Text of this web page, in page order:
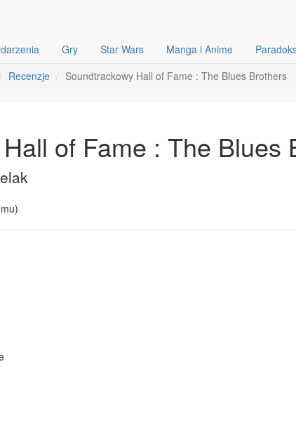
Gry Star Wars Manga i Anime
Recenzje Soundtrackowy Hall of Fame : The Blues Brothers
of Fame : The Blues
)